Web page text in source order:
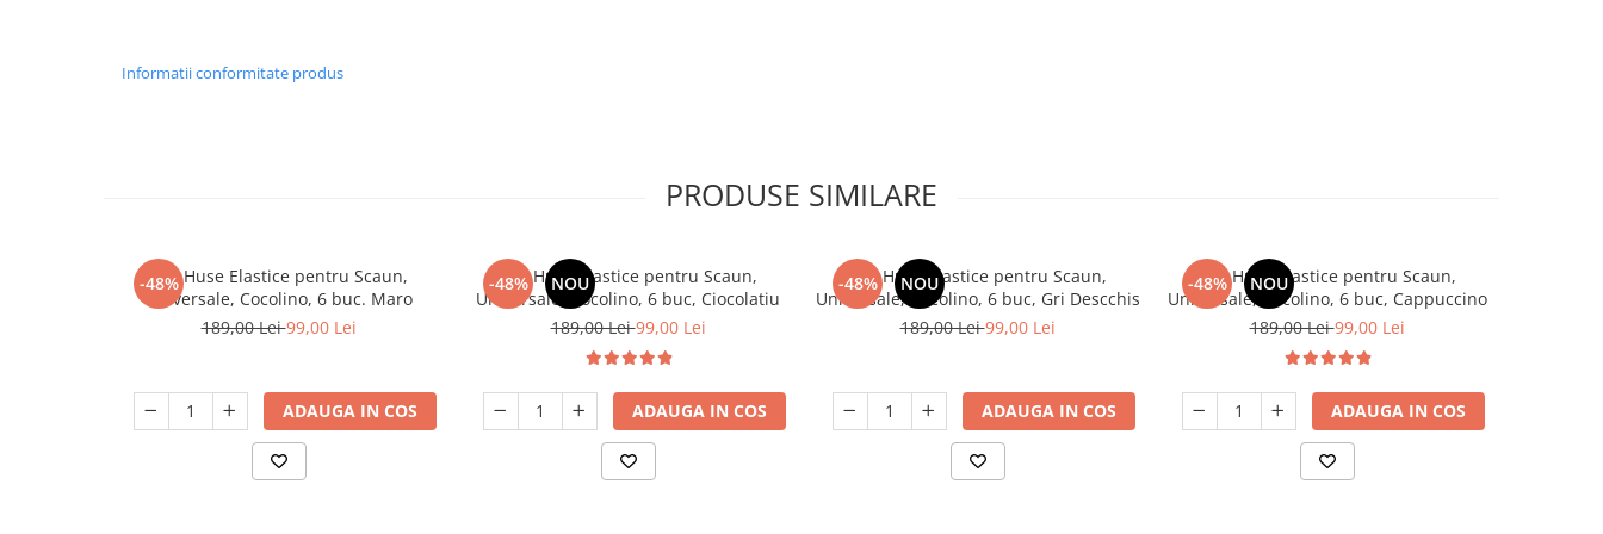
Informatii conformitate produs
PRODUSE SIMILARE
-48%
Set, Huse Elastice pentru Scaun,
Universale, Cocolino, 6 buc. Maro
189,00 Lei99,00 Lei
ADAUGA IN COS
-48% NOU
Set, Huse Elastice pentru Scaun,
Universale, Cocolino, 6 buc, Ciocolatiu
189,00 Lei99,00 Lei
ADAUGA IN COS
-48% NOU
Set, Huse Elastice pentru Scaun,
Universale, Cocolino, 6 buc, Gri Descchis
189,00 Lei99,00 Lei
ADAUGA IN COS
-48% NOU
Set, Huse Elastice pentru Scaun,
Universale, Cocolino, 6 buc, Cappuccino
189,00 Lei99,00 Lei
ADAUGA IN COS